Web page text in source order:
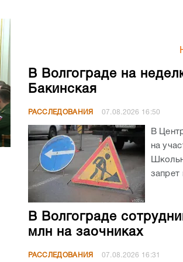
В Волгограде на
Бакинская
РАССЛЕДОВАНИЯ 07.08.2026 16:50
В
на
запрет
В Волгограде
млн на заочниках
РАССЛЕДОВАНИЯ 07.08.2026 16:31